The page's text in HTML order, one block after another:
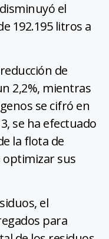
el
192.195 litros a
de
2,2%, mientras
se cifró en
se ha efectuado
la flota de
optimizar sus
el
para